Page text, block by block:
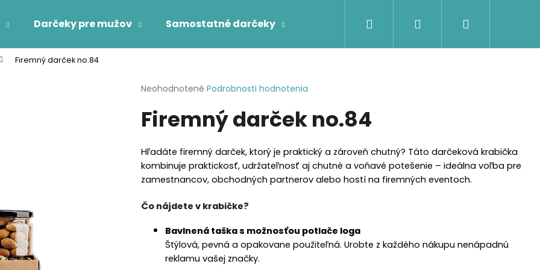
Darčeky pre mužov Samostatné darčeky Firemné darčeky Darčeky podľa
Hľadať Prihlásenie
Firemný darček no.84
Priemerné
produktu
je
5
hviezdičiek.
Neohodnotené Podrobnosti hodnotenia
Firemný darček no.84
Hľadáte firemný darček, ktorý je praktický a zároveň chutný? Táto darčeková krabička
kombinuje praktickosť, udržateľnosť aj chutné a voňavé potešenie – ideálna voľba pre
zamestnancov, obchodných partnerov alebo hostí na firemných eventoch.
Čo nájdete v krabičke?
Bavlnená taška s možnosťou potlače loga
Štýlová, pevná a opakovane použiteľná. Urobte z každého nákupu nenápadnú
reklamu vašej značky.
Čo potrebujete nájsť?
HĽADAŤ